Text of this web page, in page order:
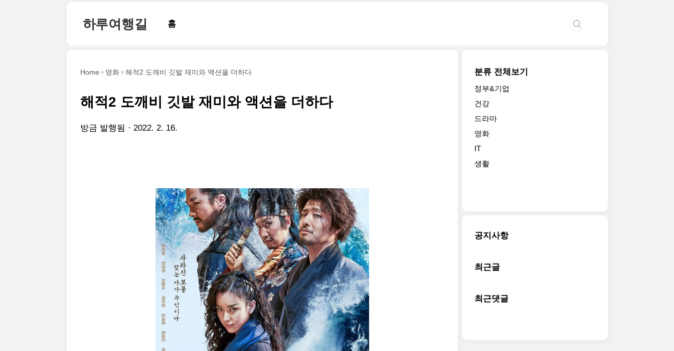
하루여행길 홈
Home 영화 해적2 도깨비 깃발 재미와 액션을 더하다
해적2 도깨비 깃발 재미와 액션을 더하다
방금 발행됨 2022. 2. 16.
분류 전체보기
정부&기업
건강
드라마
영화
IT
생활
공지사항
최근글
최근댓글